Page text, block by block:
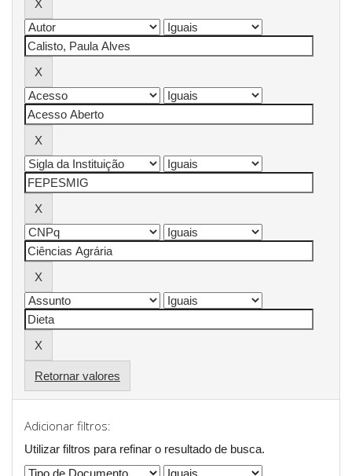
Retornar valores
Adicionar filtros:
Utilizar filtros para refinar o resultado de busca.